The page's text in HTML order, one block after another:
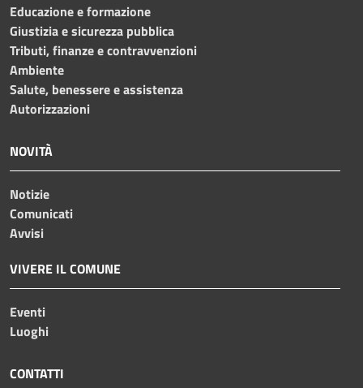
Educazione e formazione
Giustizia e sicurezza pubblica
Tributi, finanze e contravvenzioni
Ambiente
Salute, benessere e assistenza
Autorizzazioni
NOVITÀ
Notizie
Comunicati
Avvisi
VIVERE IL COMUNE
Eventi
Luoghi
CONTATTI